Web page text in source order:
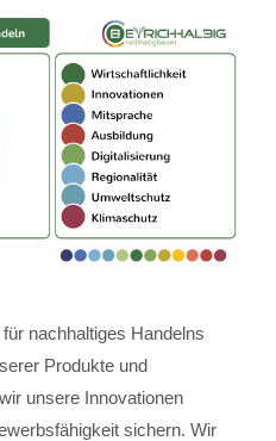
nachhaltiges Handelns
Produkte und
unsere Innovationen
sichern. Wir